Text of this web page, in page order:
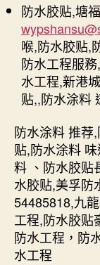
防水胶贴,塘福
喉,防水胶贴,
防水工程服
水工程,新港
贴,,防水涂料
防水涂料 推荐
贴,防水涂料
料 、防水胶贴
水胶贴,美孚防
54485818,九
工程,防水胶贴
防水工程，防
水工程